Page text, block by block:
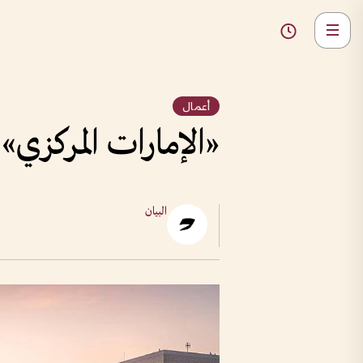
أعمال
«الإمارات المركزي»: 9.8% نمو الناتج
البيان